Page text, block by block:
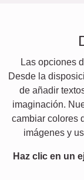
Las opciones
Desde la
de añadir
imaginación.
cambiar colores
imágenes y
Haz clic en un